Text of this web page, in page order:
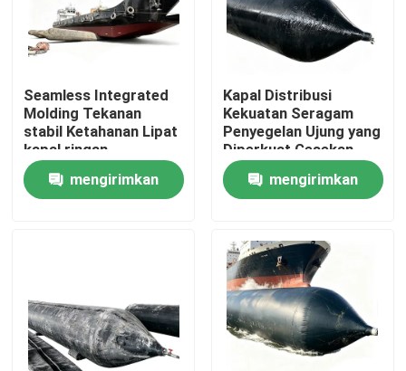
Produk
Video
Seamless Integrated
Molding Tekanan
stabil Ketahanan Lipat
kapal ringan
Peluncuran balon
Airbag Lautmengirimkan
Kapal Distribusi
Kekuatan Seragam
Penyegelan Ujung yang
Diperkuat Gesekan
Bergulir Rendah
Meluncurkan Balon
Airbag Laut
mengirimkan